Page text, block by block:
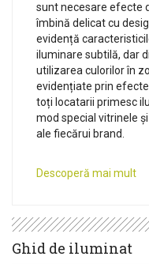
sunt necesare efecte
îmbină delicat cu
evidență
iluminare subtilă, dar
utilizarea culorilor în
evidențiate prin
toți locatarii primesc
mod special vitrinele
ale fiecărui brand.
Descoperă mai mult
Ghid de iluminat